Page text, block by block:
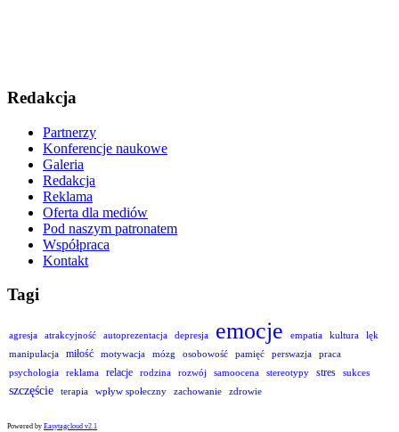
Redakcja
Partnerzy
Konferencje naukowe
Galeria
Redakcja
Reklama
Oferta dla mediów
Pod naszym patronatem
Współpraca
Kontakt
Tagi
agresja atrakcyjność autoprezentacja depresja emocje empatia kultura
lęk
manipulacja
miłość motywacja mózg osobowość pamięć perswazja
praca
psychologia
reklama relacje rodzina rozwój samoocena stereotypy stres sukces
szczęście terapia wpływ społeczny zachowanie zdrowie
Powered by Easytagcloud v2.1